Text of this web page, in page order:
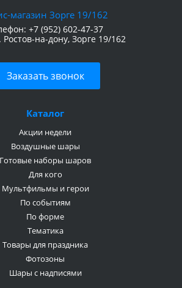
магазин Зорге 19/162
+7 (952) 602-47-37
Ростов-на-дону, Зорге 19/162
Заказать звонок
Каталог
Акции недели
Воздушные шары
Готовые наборы шаров
Для кого
Мультфильмы и герои
По событиям
По форме
Тематика
Товары для праздника
Фотозоны
Шары с надписями